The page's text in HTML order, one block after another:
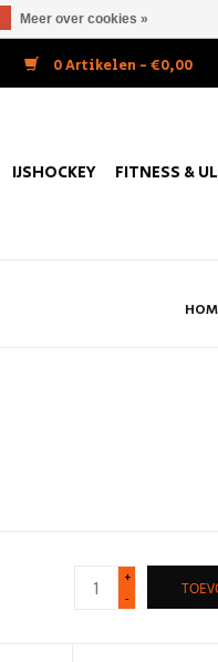
0 Artikelen - €0,00
IJSHOCKEY
FITNESS &
+
-
Meer over cookies »